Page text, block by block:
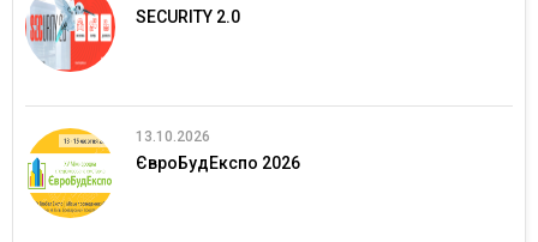
SECURITY 2.0
13.10.2026
ЄвроБудЕкспо 2026